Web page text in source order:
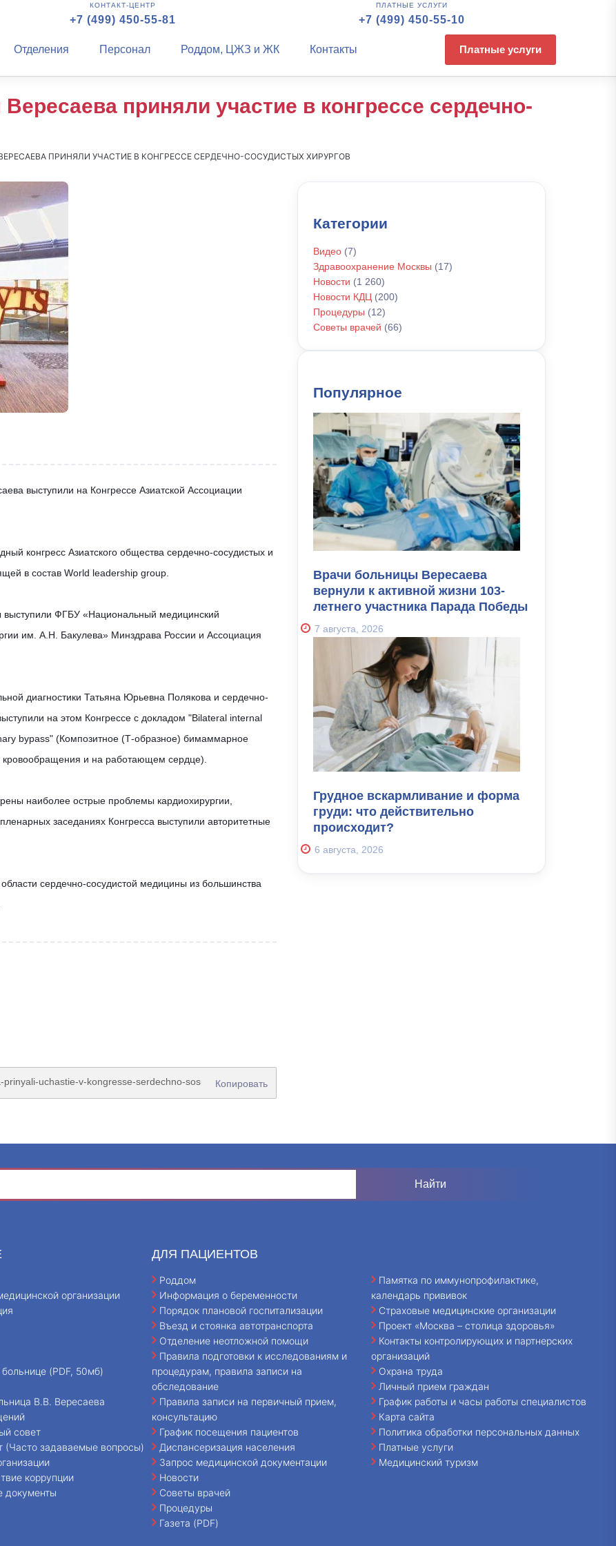
КОНТАКТ-ЦЕНТР
+7 (499) 450-55-81
ПЛАТНЫЕ УСЛУГИ
+7 (499) 450-55-10
Отделения Персонал Роддом, ЦЖЗ и ЖК Контакты Платные услуги
приняли участие в конгрессе сердечно-
ПРИНЯЛИ УЧАСТИЕ В КОНГРЕССЕ СЕРДЕЧНО-СОСУДИСТЫХ ХИРУРГОВ
выступили на Конгрессе Азиатской Ассоциации
конгресс Азиатского общества сердечно-сосудистых и
в состав World leadership group.
выступили ФГБУ «Национальный медицинский
им. А.Н. Бакулева» Минздрава России и Ассоциация
диагностики Татьяна Юрьевна Полякова и сердечно-
на этом Конгрессе с докладом "Bilateral internal
bypass" (Композитное (Т-образное) бимаммарное
кровообращения и на работающем сердце).
наиболее острые проблемы кардиохирургии,
заседаниях Конгресса выступили авторитетные
сердечно-сосудистой медицины из большинства
Копировать
Категории
Видео (7)
Здравоохранение Москвы (17)
Новости (1 260)
Новости КДЦ (200)
Процедуры (12)
Советы врачей (66)
Популярное
Врачи больницы Вересаева
вернули к активной жизни 103-
летнего участника Парада Победы
7 августа, 2026
Грудное вскармливание и форма
груди: что действительно
происходит?
6 августа, 2026
организации
(PDF, 50мб)
В.В. Вересаева
совет
(Часто задаваемые вопросы)
коррупции
документы
ДЛЯ ПАЦИЕНТОВ
Роддом
Информация о беременности
Порядок плановой госпитализации
Въезд и стоянка автотранспорта
Отделение неотложной помощи
Правила подготовки к исследованиям и
процедурам, правила записи на
обследование
Правила записи на первичный прием,
консультацию
График посещения пациентов
Диспансеризация населения
Запрос медицинской документации
Новости
Советы врачей
Процедуры
Газета (PDF)
Памятка по иммунопрофилактике,
календарь прививок
Страховые медицинские организации
Проект «Москва – столица здоровья»
Контакты контролирующих и партнерских
организаций
Охрана труда
Личный прием граждан
График работы и часы работы специалистов
Карта сайта
Политика обработки персональных данных
Платные услуги
Медицинский туризм